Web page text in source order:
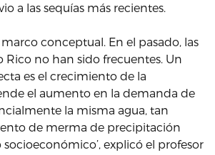
a las sequías más recientes.
conceptual. En el pasado, las
Rico no han sido frecuentes. Un
es el crecimiento de la
el aumento en la demanda de
la misma agua, tan
de merma de precipitación
explicó el profesor